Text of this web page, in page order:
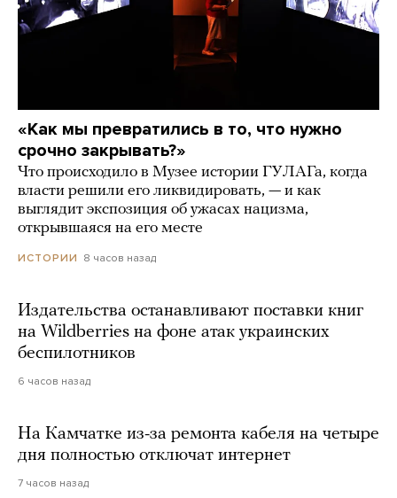
«Как мы превратились в то, что нужно
срочно закрывать?»
Что происходило в Музее истории ГУЛАГа, когда
власти решили его ликвидировать, — и как
выглядит экспозиция об ужасах нацизма,
открывшаяся на его месте
ИСТОРИИ 8 часов назад
Издательства останавливают поставки книг
на Wildberries на фоне атак украинских
беспилотников
6 часов назад
На Камчатке из-за ремонта кабеля на четыре
дня полностью отключат интернет
7 часов назад